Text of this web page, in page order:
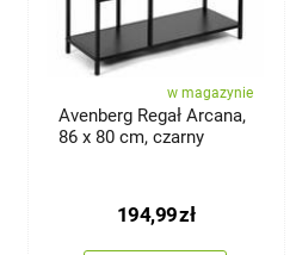
w magazynie
Avenberg Regał Arcana,
86 x 80 cm, czarny
194,99zł